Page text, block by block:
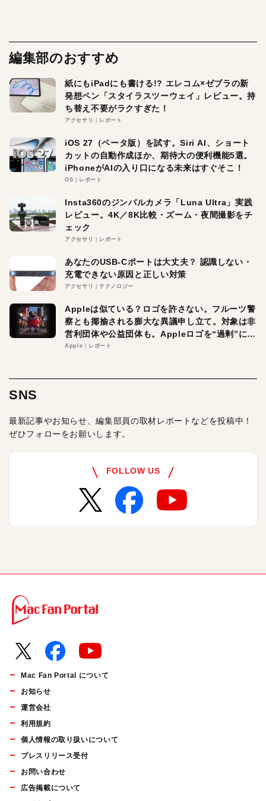
編集部のおすすめ
紙にもiPadにも書ける!? エレコム×ゼブラの新
発想ペン「スタイラスツーウェイ」レビュー。持
ち替え不要がラクすぎた！
アクセサリ レポート
iOS 27（ベータ版）を試す。Siri AI、ショート
カットの自動作成ほか、期待大の便利機能5選。
iPhoneがAIの入り口になる未来はすぐそこ！
OS レポート
Insta360のジンバルカメラ「Luna Ultra」実践
レビュー。4K／8K比較・ズーム・夜間撮影をチ
ェック
アクセサリ レポート
あなたのUSB-Cポートは大丈夫？ 認識しない・
充電できない原因と正しい対策
アクセサリ テクノロジー
Appleは似ている？ロゴを許さない。フルーツ警
察とも揶揄される膨大な異議申し立て。対象は非
営利団体や公益団体も。Appleロゴを“過剰”に守
る理由とは
Apple レポート
SNS
最新記事やお知らせ、編集部員の取材レポートなどを投稿中！
ぜひフォローをお願いします。
FOLLOW US
Mac Fan Portal について
お知らせ
運営会社
利用規約
個人情報の取り扱いについて
プレスリリース受付
お問い合わせ
広告掲載について